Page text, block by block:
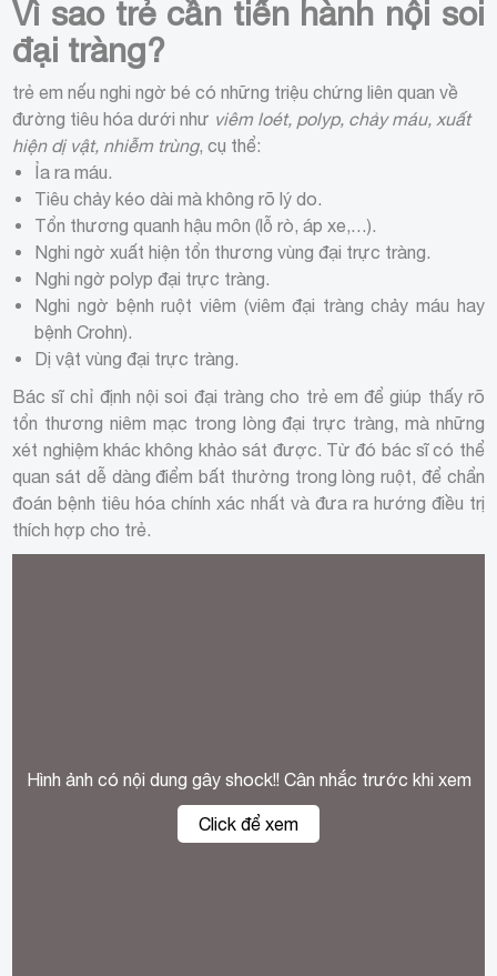
Vì sao trẻ cần tiến hành nội soi
đại tràng?
trẻ em nếu nghi ngờ bé có những triệu chứng liên quan về
đường tiêu hóa dưới như viêm loét, polyp, chảy máu, xuất
hiện dị vật, nhiễm trùng, cụ thể:
Ỉa ra máu.
Tiêu chảy kéo dài mà không rõ lý do.
Tổn thương quanh hậu môn (lỗ rò, áp xe,…).
Nghi ngờ xuất hiện tổn thương vùng đại trực tràng.
Nghi ngờ polyp đại trực tràng.
Nghi ngờ bệnh ruột viêm (viêm đại tràng chảy máu hay
bệnh Crohn).
Dị vật vùng đại trực tràng.
Bác sĩ chỉ định nội soi đại tràng cho trẻ em để giúp thấy rõ
tổn thương niêm mạc trong lòng đại trực tràng, mà những
xét nghiệm khác không khảo sát được. Từ đó bác sĩ có thể
quan sát dễ dàng điểm bất thường trong lòng ruột, để chẩn
đoán bệnh tiêu hóa chính xác nhất và đưa ra hướng điều trị
thích hợp cho trẻ.
Hình ảnh có nội dung gây shock!! Cân nhắc trước khi xem
Click để xem